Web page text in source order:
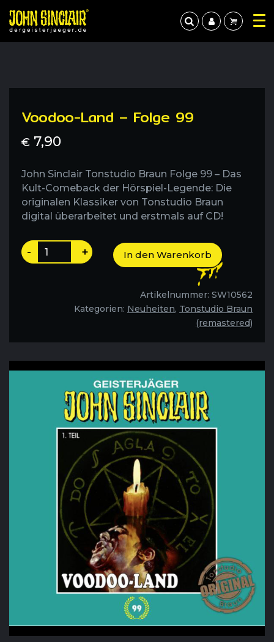
Voodoo-Land – Folge 99
€ 7,90
John Sinclair Tonstudio Braun Folge 99 – Das
Kult-Comeback der Hörspiel-Legende: Die
originalen Klassiker von Tonstudio Braun
digital überarbeitet und erstmals auf CD!
Voodoo-
Land
- + In den Warenkorb
Artikelnummer: SW10562
Kategorien: Neuheiten, Tonstudio Braun
(remastered)